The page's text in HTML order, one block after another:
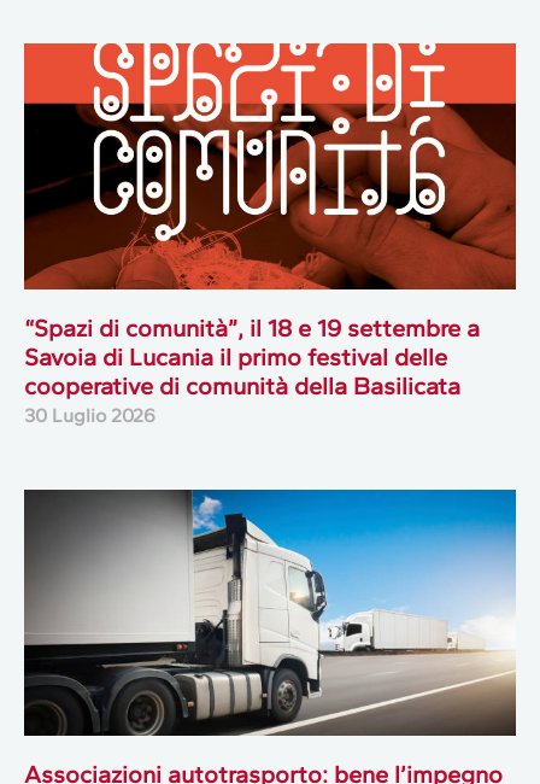
“Spazi di comunità”, il 18 e 19 settembre a
Savoia di Lucania il primo festival delle
cooperative di comunità della Basilicata
30 Luglio 2026
Associazioni autotrasporto: bene l’impegno